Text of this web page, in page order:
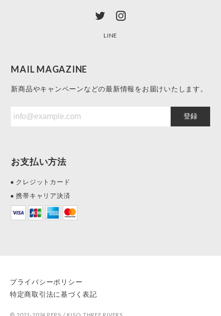
LINE
MAIL MAGAZINE
新商品やキャンペーンなどの最新情報をお届けいたします。
登録
お支払い方法
クレジットカード
携帯キャリア決済
プライバシーポリシー
特定商取引法に基づく表記